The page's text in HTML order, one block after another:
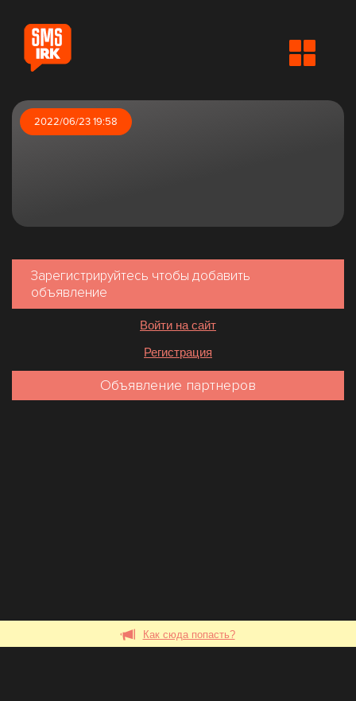
2022/06/23 19:58
Зарегистрируйтесь чтобы добавить
объявление
Войти на сайт
Регистрация
Объявление партнеров
Как сюда попасть?